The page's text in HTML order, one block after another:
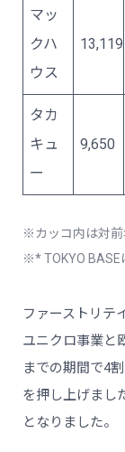
マッ
クハ
ウス
13,119
タカ
キュ
ー
9,650
※カッコ内は対前
※* TOKYO BASE
ファーストリテ
ユニクロ事業と
までの期間で4
を押し上げまし
となりました。